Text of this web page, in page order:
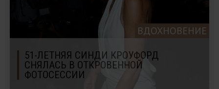
ВДОХНОВЕНИЕ
51-ЛЕТНЯЯ СИНДИ КРОУФОРД
СНЯЛАСЬ В ОТКРОВЕННОЙ
ФОТОСЕССИИ